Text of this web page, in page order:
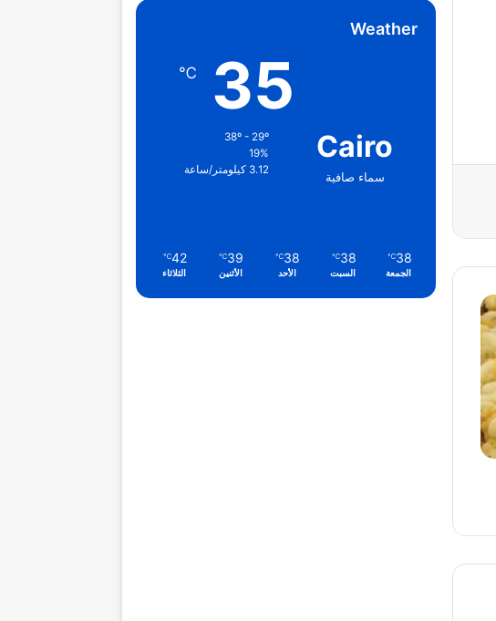
Weather
Cairo
سماء صافية
35
℃
19%
3.12 كيلومتر/ساعة
38
℃
الجمعة
38
℃
السبت
38
℃
الأحد
39
℃
الأثنين
42
℃
الثلاثاء